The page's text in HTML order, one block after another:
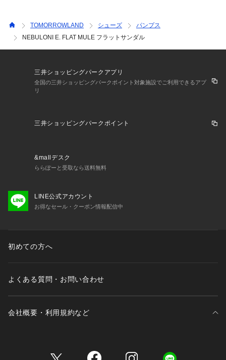
※商品の色味は、商品単体または素材アップ画像をご確認くだ
さい
店舗にお問い合わせの際は、下記の商品番号をお申し付けくだ
※包装紙破損、箱破損につきましては商品に不良が無い場合に
42 ライトベージュ系：BEIGE/BIANCO
TOMORROWLAND シューズ
パンプス
NEBULONI E. FLAT MULE フラットサンダル
三井ショッピングパークアプリ
全国の三井ショッピングパークポイント対象施設でご利用できるアプ
リ
三井ショッピングパークポイント
&mallデスク
ららぽーと受取なら送料無料
LINE公式アカウント
お得なセール・クーポン情報配信中
初めての方へ
よくある質問・お問い合わせ
会社概要・利用規約など